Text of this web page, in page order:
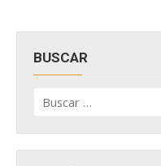
BUSCAR
por: